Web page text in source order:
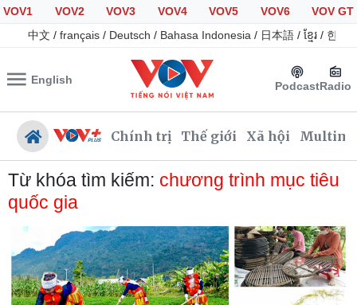
VOV1 VOV2 VOV3 VOV4 VOV5 VOV6
VOV GT
中文 / français / Deutsch / Bahasa Indonesia / 日本語 / ខ្មែរ / 한국
English PodcastRadio
Chính trị Thế giới Xã hội
Chính trị
Đảng
Tổ chức nhân sự
Quốc hội
Nhận diện sự thật
Xã hội
Tin 24h
Giáo dục
Dự báo thời tiết
Dấu ấn VOV
Từ khóa tìm kiếm: chương trình mục tiêu
quốc gia